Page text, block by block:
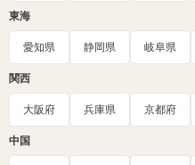
東海
愛知県 静岡県 岐阜県
関西
大阪府 兵庫県 京都府
中国